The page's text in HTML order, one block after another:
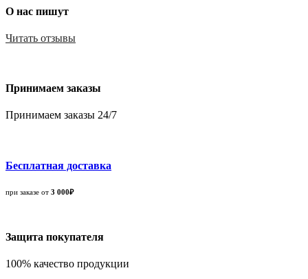
О нас пишут
Читать отзывы
Принимаем заказы
Принимаем заказы 24/7
Бесплатная доставка
при заказе от 3 000₽
Защита покупателя
100% качество продукции